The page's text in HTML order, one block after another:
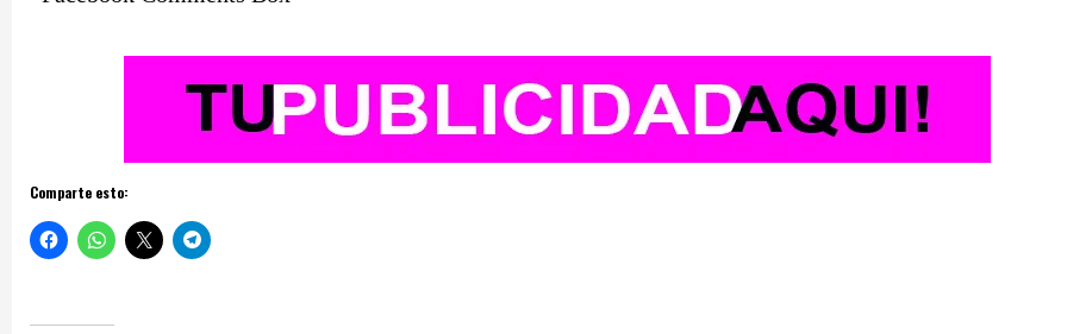
Comparte esto: